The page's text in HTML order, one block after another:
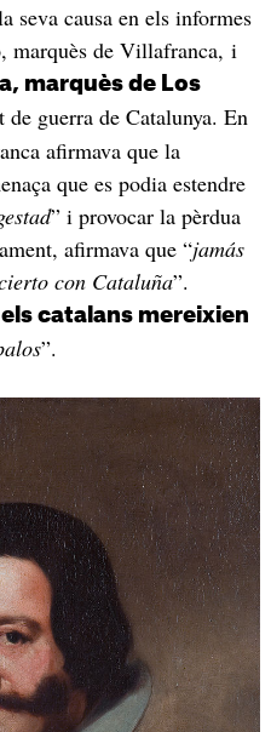
seva causa en els informes
marquès de Villafranca, i
marquès de Los
guerra de Catalunya. En
afirmava que la
que es podia estendre
” i provocar la pèrdua
afirmava que “jamás
con Cataluña”.
catalans mereixien
”.